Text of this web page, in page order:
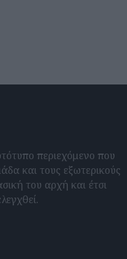
περιεχόμενο που
και τους εξωτερικούς
του αρχή και έτσι